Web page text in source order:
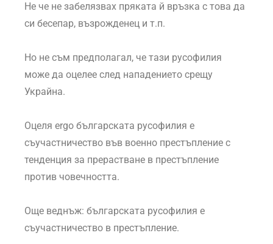
Не че не забелязвах пряката й връзка с това да
си бесепар, възрожденец и т.п.
Но не съм предполагал, че тази русофилия
може да оцелее след нападението срещу
Украйна.
Оцеля ergo българската русофилия е
съучастничество във военно престъпление с
тенденция за прерастване в престъпление
против човечността.
Още веднъж: българската русофилия е
съучастничество в престъпление.